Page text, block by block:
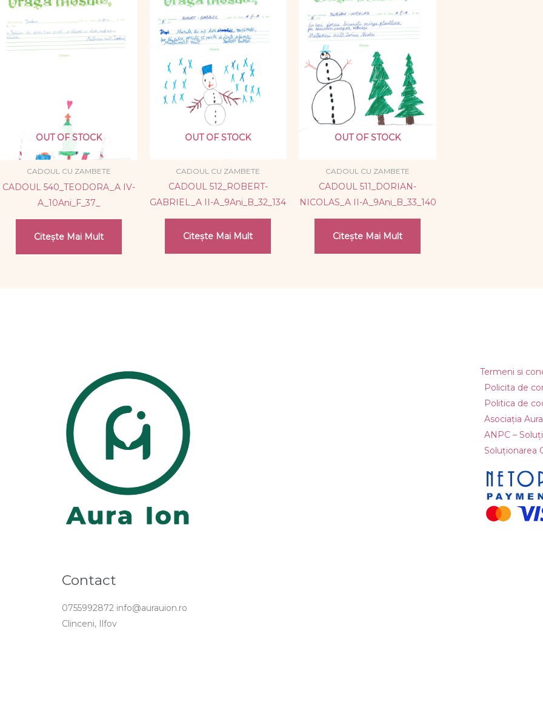
OUT OF STOCK
CADOUL CU ZAMBETE
CADOUL 540_TEODORA_A IV-
A_10Ani_F_37_
Citește Mai Mult
OUT OF STOCK
CADOUL CU ZAMBETE
CADOUL 512_ROBERT-
GABRIEL_A II-A_9Ani_B_32_134
Citește Mai Mult
OUT OF STOCK
CADOUL CU ZAMBETE
CADOUL 511_DORIAN-
NICOLAS_A II-A_9Ani_B_33_140
Citește Mai Mult
Contact
0755992872 info@aurauion.ro
Clinceni, Ilfov
Termeni si
Policita de
Politica de
Asociația
ANPC –
Soluționarea